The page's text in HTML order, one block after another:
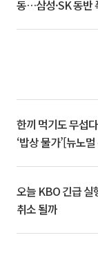
동…삼성·SK 동반
한끼 먹기도 무섭
‘밥상 물가’[뉴노
오늘 KBO 긴급 실
취소 될까